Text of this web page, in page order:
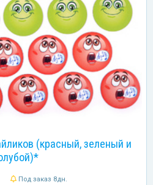
(красный, зеленый и
Под заказ 8дн.